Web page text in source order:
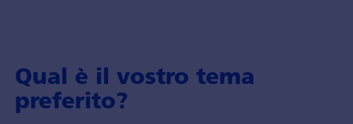
Qual è il vostro tema
preferito?